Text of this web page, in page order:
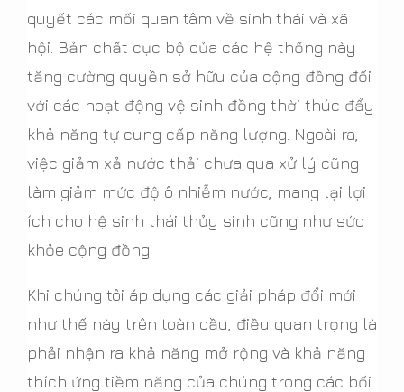
quyết các mối quan tâm về sinh thái và xã
hội. Bản chất cục bộ của các hệ thống này
tăng cường quyền sở hữu của cộng đồng đối
với các hoạt động vệ sinh đồng thời thúc đẩy
khả năng tự cung cấp năng lượng. Ngoài ra,
việc giảm xả nước thải chưa qua xử lý cũng
làm giảm mức độ ô nhiễm nước, mang lại lợi
ích cho hệ sinh thái thủy sinh cũng như sức
khỏe cộng đồng.
Khi chúng tôi áp dụng các giải pháp đổi mới
như thế này trên toàn cầu, điều quan trọng là
phải nhận ra khả năng mở rộng và khả năng
thích ứng tiềm năng của chúng trong các bối